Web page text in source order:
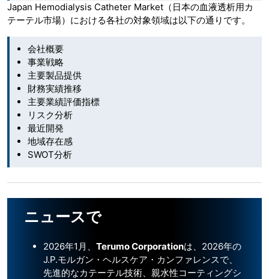
Japan Hemodialysis Catheter Market（日本の血液透析用カ
テーテル市場）における各社の対象領域は以下の通りです。
会社概要
事業戦略
主要製品提供
財務実績推移
主要業績評価指標
リスク分析
最近開発
地域存在感
SWOT分析
ニュースで
2026年1月、 Terumo Corporationは、2026年の
J.P.モルガン・ヘルスケア・カンファレンスで、
先進的なカテーテル技術、親水性コーティングシ